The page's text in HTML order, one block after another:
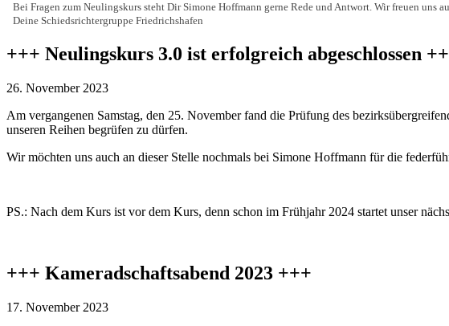
Bei Fragen zum Neulingskurs steht Dir Simone Hoffmann gerne Rede und Antwort. Wir freuen uns
Deine Schiedsrichtergruppe Friedrichshafen
+++ Neulingskurs 3.0 ist erfolgreich abgeschlossen
26. November 2023
Am vergangenen Samstag, den 25. November fand die Prüfung des
unseren Reihen begrüfen zu dürfen.
Wir möchten uns auch an dieser Stelle nochmals bei Simone Hoffmann für die
PS.: Nach dem Kurs ist vor dem Kurs, denn schon im Frühjahr 2024 startet unser
+++ Kameradschaftsabend 2023 +++
17. November 2023